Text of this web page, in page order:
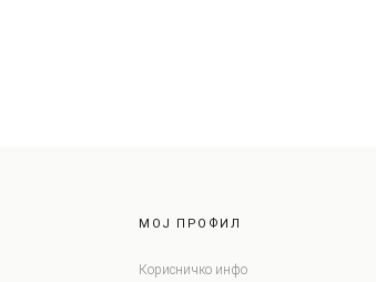
МОЈ ПРОФИЛ
Корисничко инфо